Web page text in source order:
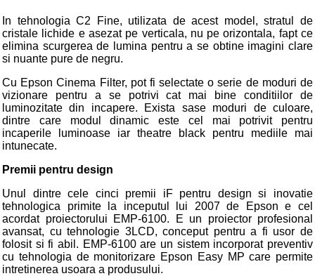
In tehnologia C2 Fine, utilizata de acest model, stratul de
cristale lichide e asezat pe verticala, nu pe orizontala, fapt ce
elimina scurgerea de lumina pentru a se obtine imagini clare
si nuante pure de negru.
Cu Epson Cinema Filter, pot fi selectate o serie de moduri de
vizionare pentru a se potrivi cat mai bine conditiilor de
luminozitate din incapere. Exista sase moduri de culoare,
dintre care modul dinamic este cel mai potrivit pentru
incaperile luminoase iar theatre black pentru mediile mai
intunecate.
Premii pentru design
Unul dintre cele cinci premii iF pentru design si inovatie
tehnologica primite la inceputul lui 2007 de Epson e cel
acordat proiectorului EMP-6100. E un proiector profesional
avansat, cu tehnologie 3LCD, conceput pentru a fi usor de
folosit si fi abil. EMP-6100 are un sistem incorporat preventiv
cu tehnologia de monitorizare Epson Easy MP care permite
intretinerea usoara a produsului.